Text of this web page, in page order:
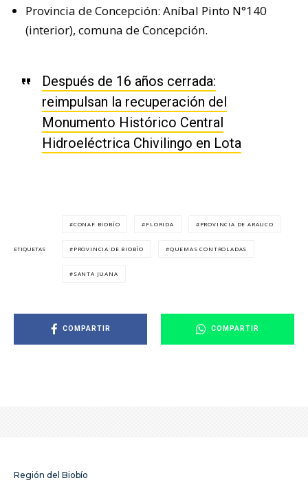
Provincia de Concepción: Aníbal Pinto N°140
(interior), comuna de Concepción.
Después de 16 años cerrada:
reimpulsan la recuperación del
Monumento Histórico Central
Hidroeléctrica Chivilingo en Lota
ETIQUETAS
CONAF BIOBÍO FLORIDA PROVINCIA DE ARAUCO
PROVINCIA DE BIOBÍO QUEMAS CONTROLADAS
SANTA JUANA
COMPARTIR COMPARTIR
Región del Biobío